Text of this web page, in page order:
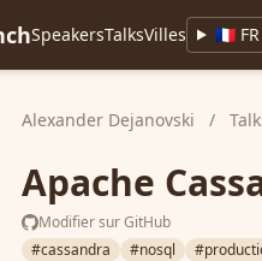
SpeakersTalksVilles 🇫🇷 FR
Alexander Dejanovski /
Apache
Modifier sur GitHub
#cassandra
#nosql